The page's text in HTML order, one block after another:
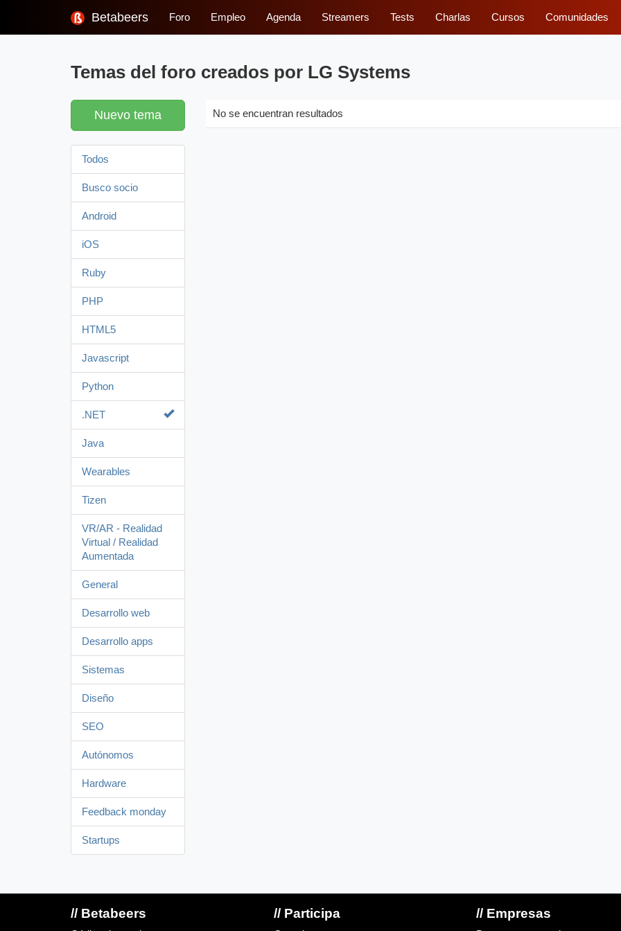
Betabeers Foro Empleo Agenda Streamers Tests Charlas Cursos Comunidades
Temas del foro creados por LG Systems
Nuevo tema
Todos
Busco socio
Android
iOS
Ruby
PHP
HTML5
Javascript
Python
.NET
Java
Wearables
Tizen
VR/AR - Realidad
Virtual / Realidad
Aumentada
General
Desarrollo web
Desarrollo apps
Sistemas
Diseño
SEO
Autónomos
Hardware
Feedback monday
Startups
No se encuentran resultados
// Betabeers // Participa // Empresas